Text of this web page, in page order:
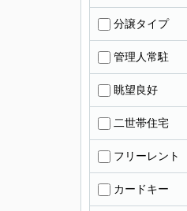
分譲タイプ
管理人常駐
眺望良好
二世帯住宅
フリーレント
カードキー